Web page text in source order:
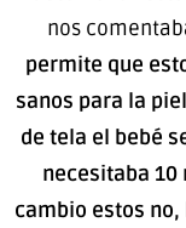
nos
permite que
sanos para la
de tela el bebé
necesitaba 10
cambio estos